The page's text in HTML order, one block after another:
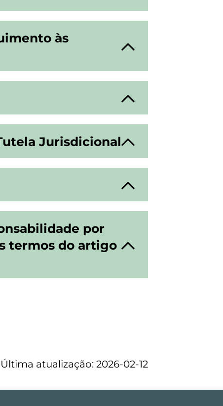
às
Jurisdicional
por
termos do artigo
Última atualização: 2026-02-12